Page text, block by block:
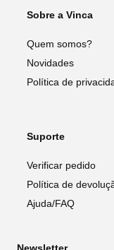
Sobre a Vinca
Quem somos?
Novidades
Política de
Suporte
Verificar pedido
Política de
Ajuda/FAQ